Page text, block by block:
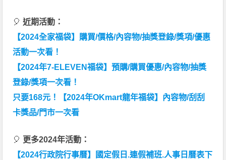
🎈近期活動：
【2024全家福袋】購買/價格/內容物/抽獎登錄/獎項/優惠
活動一次看！
【2024年7-ELEVEN福袋】預購/購買優惠/內容物/抽獎
登錄/獎項一次看！
只要168元！【2024年OKmart龍年福袋】內容物/刮刮
卡獎品/門市一次看
🎈 更多2024年活動：
【2024行政院行事曆】國定假日.連假補班.人事日曆表下